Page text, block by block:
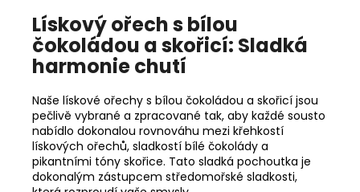
Lískový ořech s bílou
čokoládou a skořicí: Sladká
harmonie chutí
Naše lískové ořechy s bílou čokoládou a skořicí jsou
pečlivě vybrané a zpracované tak, aby každé sousto
nabídlo dokonalou rovnováhu mezi křehkostí
lískových ořechů, sladkostí bílé čokolády a
pikantními tóny skořice. Tato sladká pochoutka je
dokonalým zástupcem středomořské sladkosti,